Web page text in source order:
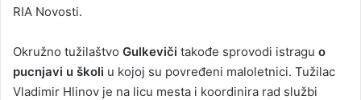
RIA Novosti.
Okružno tužilaštvo Gulkeviči takođe sprovodi istragu o
pucnjavi u školi u kojoj su povređeni maloletnici. Tužilac
Vladimir Hlinov je na licu mesta i koordinira rad službi